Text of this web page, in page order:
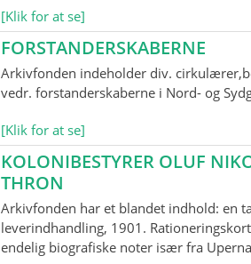
[Klik for at se]
FORSTANDERSKABERNE
Arkivfonden indeholder div.
vedr. forstanderskaberne i Nord- og
[Klik for at se]
KOLONIBESTYRER OLUF
THRON
Arkivfonden har et blandet indhold: en
leverindhandling, 1901.
endelig biografiske noter især fra